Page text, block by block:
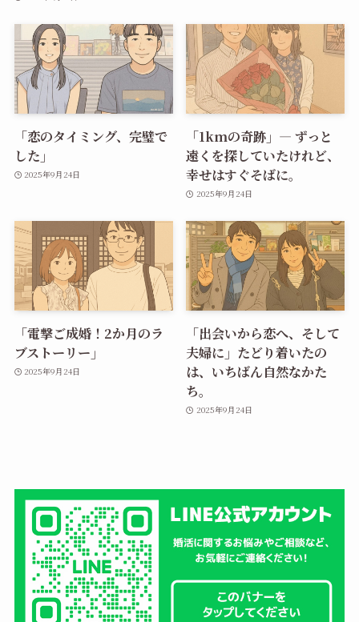
「恋のタイミング、完璧で
した」
2025年9月24日
「1kmの奇跡」― ずっと
遠くを探していたけれど、
幸せはすぐそばに。
2025年9月24日
「電撃ご成婚！2か月のラ
ブストーリー」
2025年9月24日
「出会いから恋へ、そして
夫婦に」たどり着いたの
は、いちばん自然なかた
ち。
2025年9月24日